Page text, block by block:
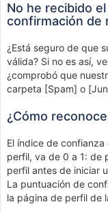
No he recibido
confirmación de
¿Está seguro de que
válida? Si no es así,
¿comprobó que
carpeta [Spam] o
¿Cómo
El índice de
perfil, va de 0 a 1: de
perfil antes de iniciar
La puntuación de
la página de perfil de